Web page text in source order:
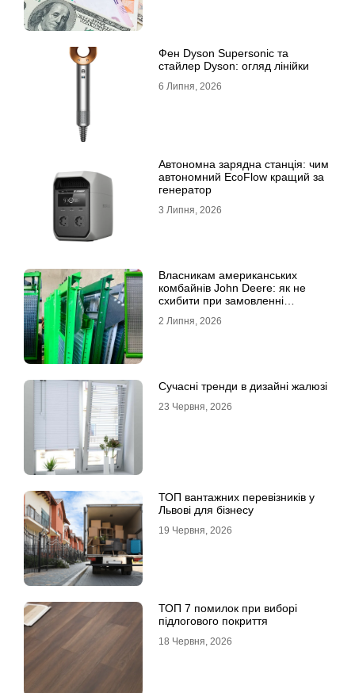
Фен Dyson Supersonic та
стайлер Dyson: огляд лінійки
6 Липня, 2026
Автономна зарядна станція: чим
автономний EcoFlow кращий за
генератор
3 Липня, 2026
Власникам американських
комбайнів John Deere: як не
схибити при замовленні
2 Липня, 2026
Сучасні тренди в дизайні жалюзі
23 Червня, 2026
ТОП вантажних перевізників у
Львові для бізнесу
19 Червня, 2026
ТОП 7 помилок при виборі
підлогового покриття
18 Червня, 2026